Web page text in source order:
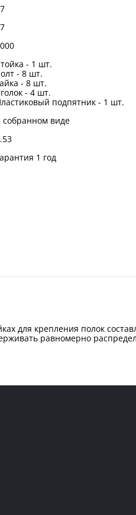
- 1 шт.
- 8 шт.
- 8 шт.
- 4 шт.
подпятник - 1 шт.
собранном виде
1 год
для крепления полок
равномерно